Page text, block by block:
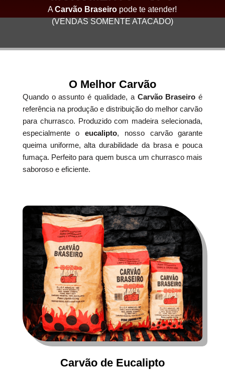
ACarvão Braseiro pode te atender!
(VENDAS SOMENTE ATACADO)
O Melhor Carvão
Quando o assunto é qualidade, a Carvão Braseiro é
referência na produção e distribuição do melhor carvão
para churrasco. Produzido com madeira selecionada,
especialmente oeucalipto, nosso carvão garante
queima uniforme, alta durabilidade da brasa e pouca
fumaça. Perfeito para quem busca um churrasco mais
saboroso e eficiente.
Carvão de Eucalipto